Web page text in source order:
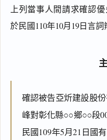
上列當事人間請求確認
於民國110年10月19日言
確認被告亞炘建設股
峰對彰化縣○○鄉○○段
民國109年5月21日國